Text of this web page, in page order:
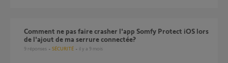
Comment ne pas faire crasher l'app Somfy Protect iOS lors
de l'ajout de ma serrure connectée?
9 réponses SÉCURITÉ il y a 9 mois